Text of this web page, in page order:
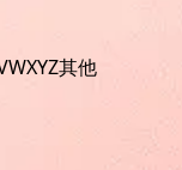
WXYZ其他